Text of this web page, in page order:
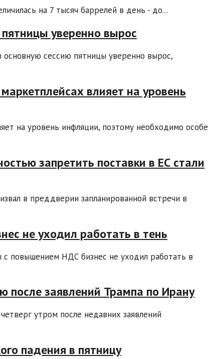
на 7 тысяч баррелей в день - до...
уверенно вырос
сессию пятницы уверенно вырос,
влияет на уровень
на уровень инфляции, поэтому необходимо особе
запретить поставки в ЕС стали
в преддверии запланированной встречи в
не уходил работать в тень
повышением НДС бизнес не уходил работать в
после заявлений Трампа по Ирану
утром после недавних заявлений
падения в пятницу